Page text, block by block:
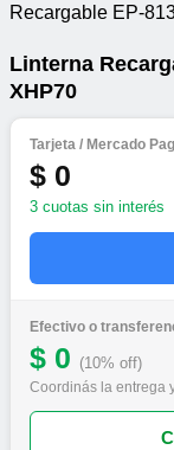
Recargable EP-
Linterna
XHP70
Tarjeta / Mercado
$ 0
3 cuotas sin interés
Efectivo o
$ 0 (10% off)
Coordinás la entrega